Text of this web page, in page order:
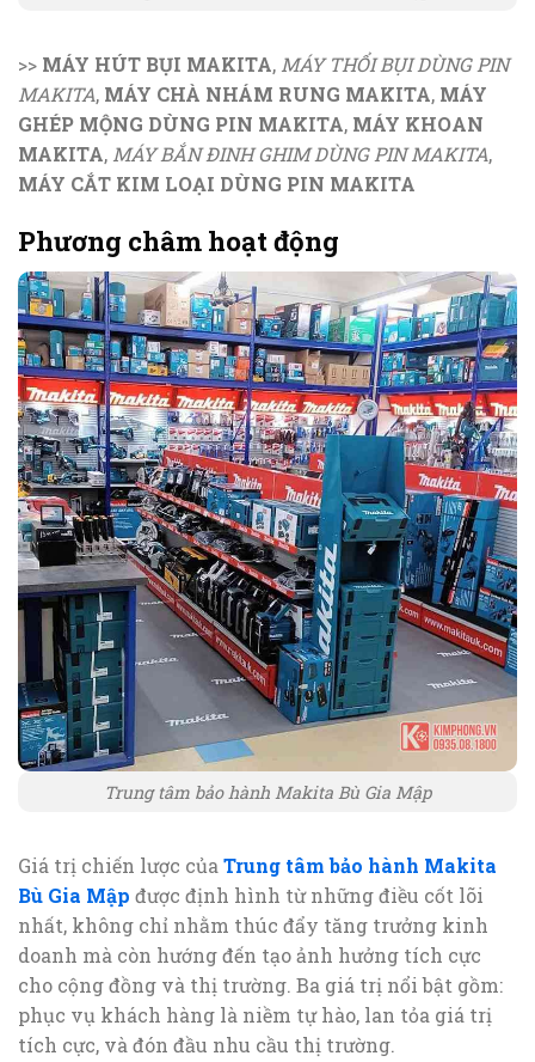
>> MÁY HÚT BỤI MAKITA, MÁY THỔI BỤI DÙNG PIN
MAKITA, MÁY CHÀ NHÁM RUNG MAKITA, MÁY
GHÉP MỘNG DÙNG PIN MAKITA, MÁY KHOAN
MAKITA, MÁY BẮN ĐINH GHIM DÙNG PIN MAKITA,
MÁY CẮT KIM LOẠI DÙNG PIN MAKITA
Phương châm hoạt động
Trung tâm bảo hành Makita Bù Gia Mập
Giá trị chiến lược củaTrung tâm bảo hành Makita
Bù Gia Mập được định hình từ những điều cốt lõi
nhất, không chỉ nhằm thúc đẩy tăng trưởng kinh
doanh mà còn hướng đến tạo ảnh hưởng tích cực
cho cộng đồng và thị trường. Ba giá trị nổi bật gồm:
phục vụ khách hàng là niềm tự hào, lan tỏa giá trị
tích cực, và đón đầu nhu cầu thị trường.